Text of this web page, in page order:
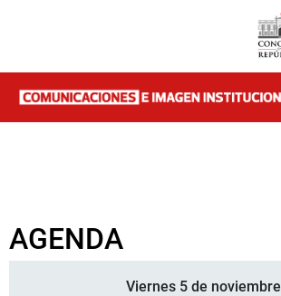
AGENDA
Viernes 5 de noviembre